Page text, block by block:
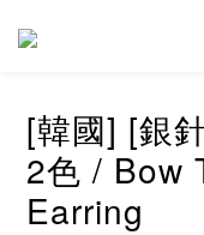
[韓國] [銀
2色 / Bow
Earring